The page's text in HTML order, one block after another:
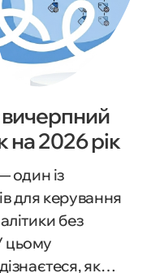
на 2026 рік
один із
для керування
без
цьому
як